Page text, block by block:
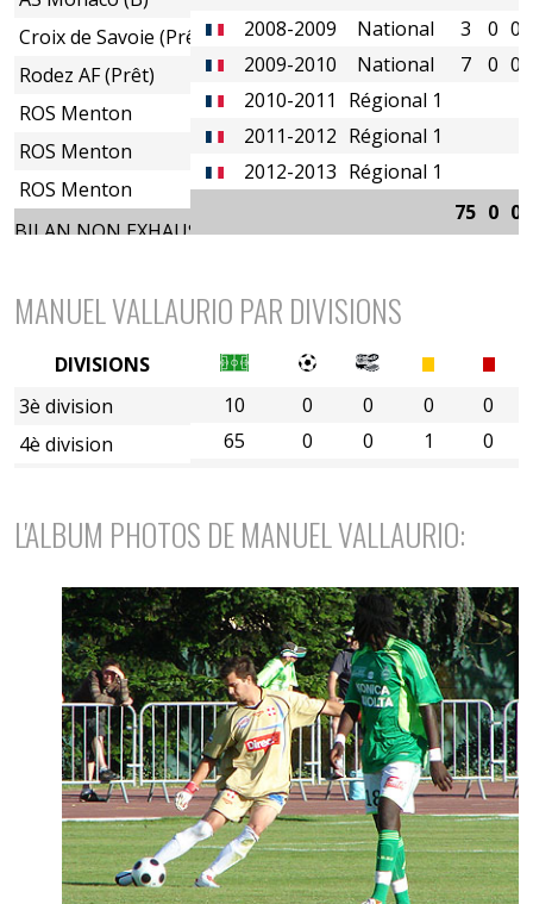
2008-2009
National 3 0 0
2009-2010
National 7 0 0
2010-2011
Régional 1
2011-2012 Régional 1
2012-2013 Régional 1
75 0 0
Croix de Savoie (Prêt)
Rodez AF (Prêt)
ROS Menton
ROS Menton
ROS Menton
BILAN NON EXHAUSTIF
MANUEL VALLAURIO PAR DIVISIONS
10 0 0 0
0
65
0 0 1 0
DIVISIONS
3è division
4è division
L'ALBUM PHOTOS DE MANUEL VALLAURIO: